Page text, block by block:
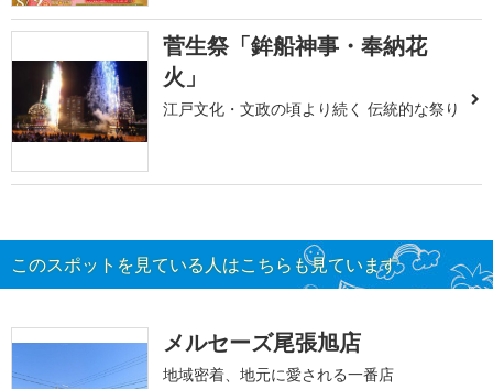
菅生祭「鉾船神事・奉納花
火」
江戸文化・文政の頃より続く 伝統的な祭り
このスポットを見ている人はこちらも見ています
メルセーズ尾張旭店
地域密着、地元に愛される一番店